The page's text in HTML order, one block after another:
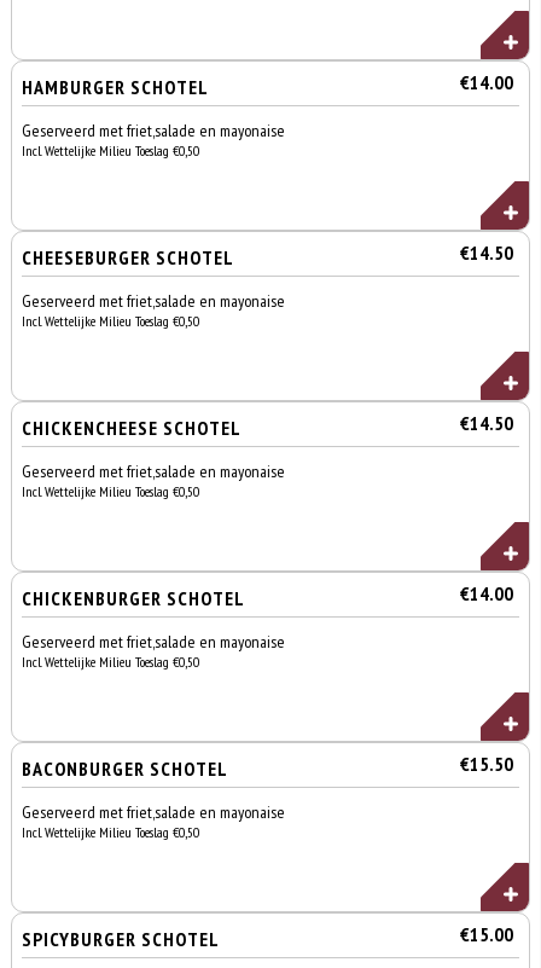
HAMBURGER SCHOTEL €14.00
Geserveerd met friet,salade en mayonaise
Incl. Wettelijke Milieu Toeslag €0,50
CHEESEBURGER SCHOTEL €14.50
Geserveerd met friet,salade en mayonaise
Incl. Wettelijke Milieu Toeslag €0,50
CHICKENCHEESE SCHOTEL €14.50
Geserveerd met friet,salade en mayonaise
Incl. Wettelijke Milieu Toeslag €0,50
CHICKENBURGER SCHOTEL €14.00
Geserveerd met friet,salade en mayonaise
Incl. Wettelijke Milieu Toeslag €0,50
BACONBURGER SCHOTEL €15.50
Geserveerd met friet,salade en mayonaise
Incl. Wettelijke Milieu Toeslag €0,50
SPICYBURGER SCHOTEL €15.00